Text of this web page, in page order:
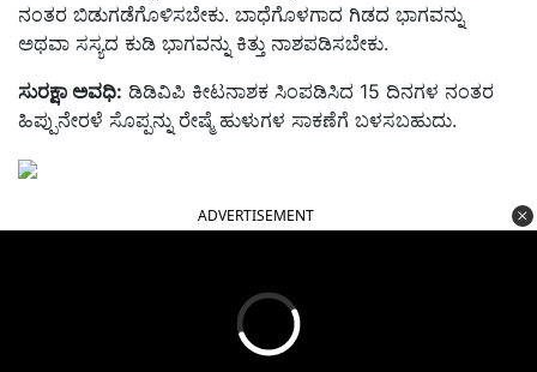
ನಂತರ ಬಿಡುಗಡೆಗೊಳಿಸಬೇಕು. ಬಾಧೆಗೊಳಗಾದ ಗಿಡದ ಭಾಗವನ್ನು
ಅಥವಾ ಸಸ್ಯದ ಕುಡಿ ಭಾಗವನ್ನು ಕಿತ್ತು ನಾಶಪಡಿಸಬೇಕು.
ಸುರಕ್ಷಾ ಅವಧಿ: ಡಿಡಿವಿಪಿ ಕೀಟನಾಶಕ ಸಿಂಪಡಿಸಿದ 15 ದಿನಗಳ ನಂತರ
ಹಿಪ್ಪುನೇರಳೆ ಸೊಪ್ಪನ್ನು ರೇಷ್ಮೆ ಹುಳುಗಳ ಸಾಕಣೆಗೆ ಬಳಸಬಹುದು.
ADVERTISEMENT